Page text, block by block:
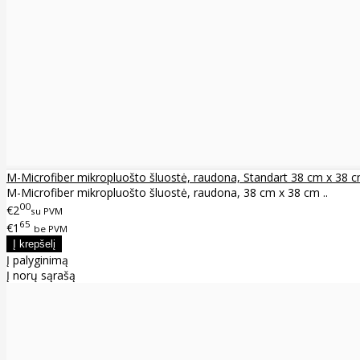
M-Microfiber mikropluošto šluostė, raudona, Standart 38 cm x 38
M-Microfiber mikropluošto šluostė, raudona, 38 cm x 38 cm ..
€200su PVM
€1 65 be PVM
Į palyginimą
Į norų sąrašą